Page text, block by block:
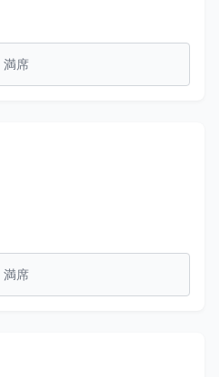
満席
満席